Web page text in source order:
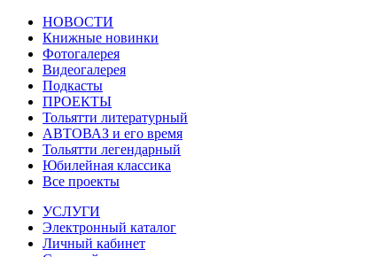
НОВОСТИ
Книжные новинки
Фотогалерея
Видеогалерея
Подкасты
ПРОЕКТЫ
Тольятти литературный
АВТОВАЗ и его время
Тольятти легендарный
Юбилейная классика
Все проекты
УСЛУГИ
Электронный каталог
Личный кабинет